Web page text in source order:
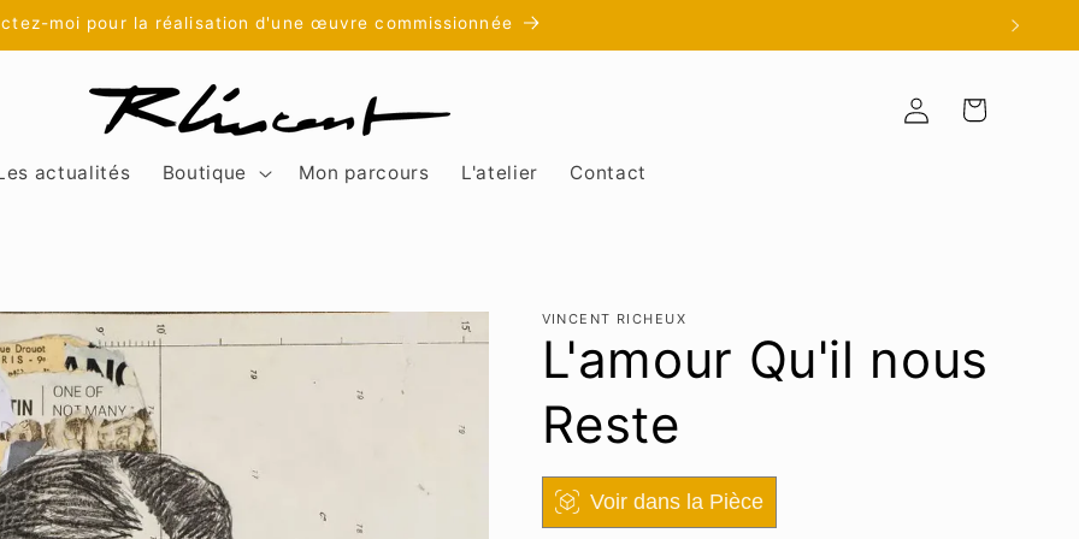
moi pour la réalisation d'une œuvre commissionnée
actualités Boutique Mon parcours L'atelier Contact
ConnexionPanier
VINCENT RICHEUX
L'amour Qu'il nous
Reste
Voir dans la Pièce